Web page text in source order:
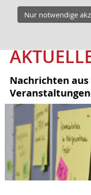
KONTAKT
Nachrichten
Nur notwendige